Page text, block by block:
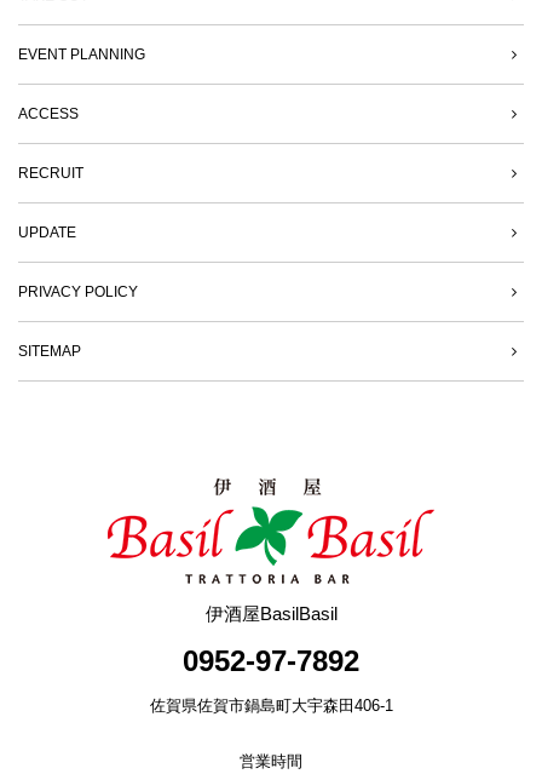
EVENT PLANNING
ACCESS
RECRUIT
UPDATE
PRIVACY POLICY
SITEMAP
伊酒屋BasilBasil
0952-97-7892
佐賀県佐賀市鍋島町大宇森田406-1
営業時間